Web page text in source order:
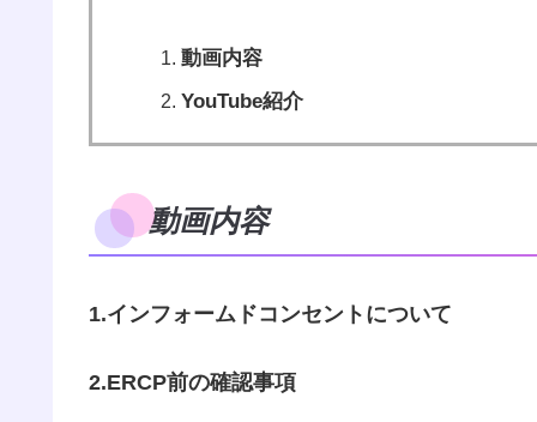
動画内容
YouTube紹介
動画内容
1.インフォームドコンセントについて
2.ERCP前の確認事項